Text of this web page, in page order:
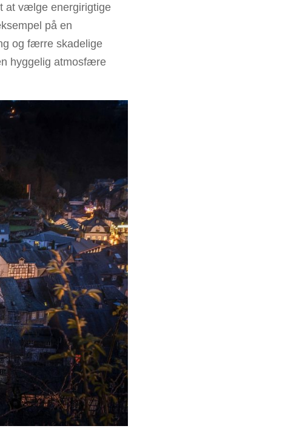
at vælge energirigtige
på en
og færre skadelige
hyggelig atmosfære